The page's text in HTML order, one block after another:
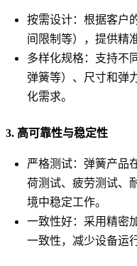
按需设计：根据客户
间限制等），提供精
多样化规格：支持不
弹簧等）、尺寸和弹
化需求。
3. 高可靠性与稳定性
严格测试：弹簧产品
荷测试、疲劳测试、
境中稳定工作。
一致性好：采用精密
一致性，减少设备运